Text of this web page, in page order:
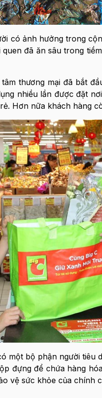
có ảnh hưởng trong
đã ăn sâu trong
thương mại đã bắt
nhiều lần được đặt
Hơn nữa khách hàng
một bộ phận người
đựng để chứa hàng
vệ sức khỏe của chính